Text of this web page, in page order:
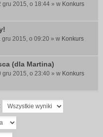
gru 2015, o 18:44 » w Konkurs
gru 2015, o 09:20 » w Konkurs
(dla Martina)
gru 2015, o 23:40 » w Konkurs